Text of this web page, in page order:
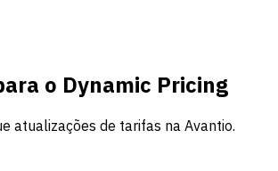
o Dynamic Pricing
atualizações de tarifas na Avantio.